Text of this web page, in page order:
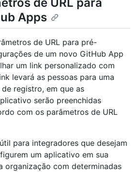
Apps
de URL para pré-
de um novo GitHub App
um link personalizado com
levará as pessoas para uma
registro, em que as
serão preenchidas
com os parâmetros de URL
para integradores que desejam
um aplicativo em sua
organização com determinadas